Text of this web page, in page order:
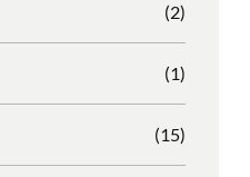
(2)
(1)
(15)